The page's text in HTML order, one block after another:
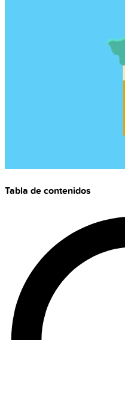
Tabla de contenidos